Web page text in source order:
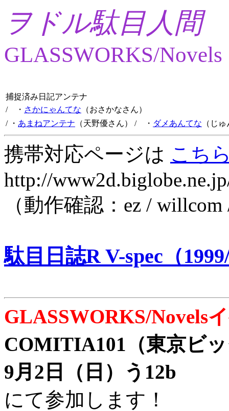
ヲドル駄目人間
GLASSWORKS/Novels
捕捉済み日記アンテナ
/ ・ さかにゃんてな （おさかなさん）
/ ・ あまねアンテナ （天野優さん） / ・ ダメあんてな （じ
携帯対応ページは こち
http://
（動作確認：ez /
駄目日誌R V-spec（
GLASSWORKS/Novels
COMITIA101（東京ビ
9月2日（日）う12b
にて参加します！